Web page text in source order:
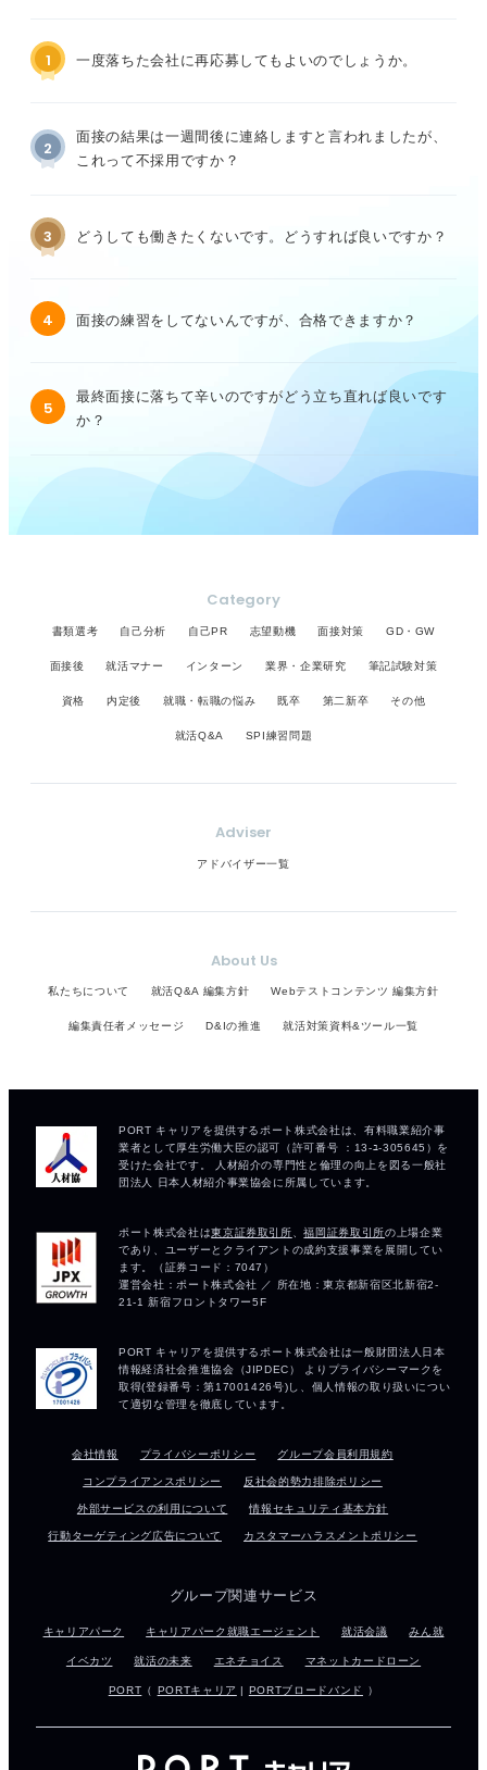
1 一度落ちた会社に再応募してもよいのでしょうか。
2
面接の結果は一週間後に連絡しますと言われましたが、
これって不採用ですか？
3 どうしても働きたくないです。どうすれば良いですか？
4 面接の練習をしてないんですが、合格できますか？
5
最終面接に落ちて辛いのですがどう立ち直れば良いです
か？
Category
書類選考 自己分析 自己PR 志望動機 面接対策 GD・GW
面接後 就活マナー インターン 業界・企業研究 筆記試験対策
資格 内定後 就職・転職の悩み 既卒 第二新卒 その他
就活Q&A SPI練習問題
Adviser
アドバイザー一覧
About Us
私たちについて 就活Q&A 編集方針 Webテストコンテンツ 編集方針
編集責任者メッセージ D&Iの推進 就活対策資料&ツール一覧
会社情報 プライバシーポリシー グループ会員利用規約
コンプライアンスポリシー 反社会的勢力排除ポリシー
外部サービスの利用について 情報セキュリティ基本方針
行動ターゲティング広告について カスタマーハラスメントポリシー